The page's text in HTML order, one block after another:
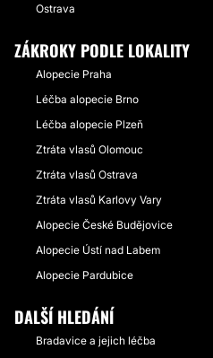
Ostrava
ZÁKROKY PODLE LOKALITY
Alopecie Praha
Léčba alopecie Brno
Léčba alopecie Plzeň
Ztráta vlasů Olomouc
Ztráta vlasů Ostrava
Ztráta vlasů Karlovy Vary
Alopecie České Budějovice
Alopecie Ústí nad Labem
Alopecie Pardubice
DALŠÍ HLEDÁNÍ
Bradavice a jejich léčba